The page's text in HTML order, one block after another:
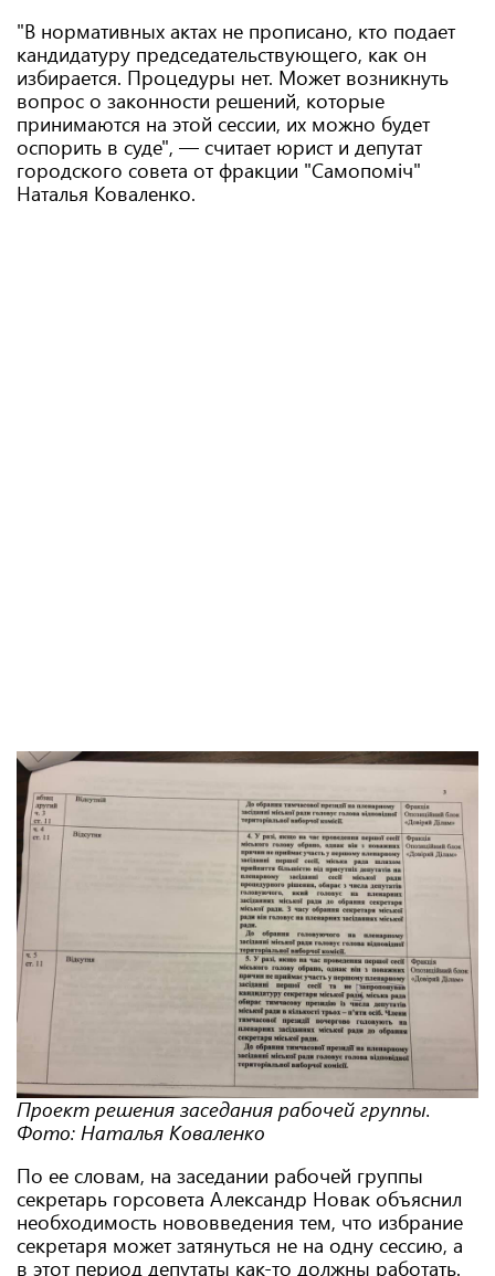
"В нормативных актах не прописано, кто подает
кандидатуру председательствующего, как он
избирается. Процедуры нет. Может возникнуть
вопрос о законности решений, которые
принимаются на этой сессии, их можно будет
оспорить в суде", — считает юрист и депутат
городского совета от фракции "Самопоміч"
Наталья Коваленко.
Проект решения заседания рабочей группы.
Фото: Наталья Коваленко
По ее словам, на заседании рабочей группы
секретарь горсовета Александр Новак объяснил
необходимость нововведения тем, что избрание
секретаря может затянуться не на одну сессию, а
в этот период депутаты как-то должны работать.